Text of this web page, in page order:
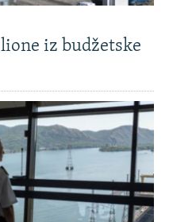
iz budžetske